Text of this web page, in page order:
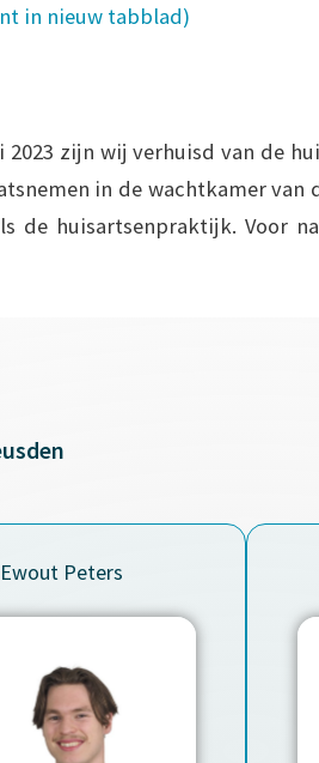
in nieuw tabblad)
2023 zijn wij verhuisd van de
in de wachtkamer
de huisartsenpraktijk. Voor
Ewout Peters